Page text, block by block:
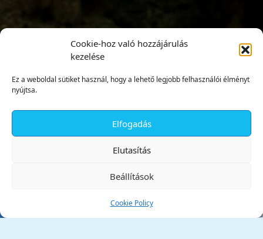
Cookie-hoz való hozzájárulás
kezelése
Ez a weboldal sütiket használ, hogy a lehető legjobb felhasználói élményt
nyújtsa.
Elfogadás
Elutasítás
Beállítások
Cookie Policy
Tata Város Önkormányzata
✕